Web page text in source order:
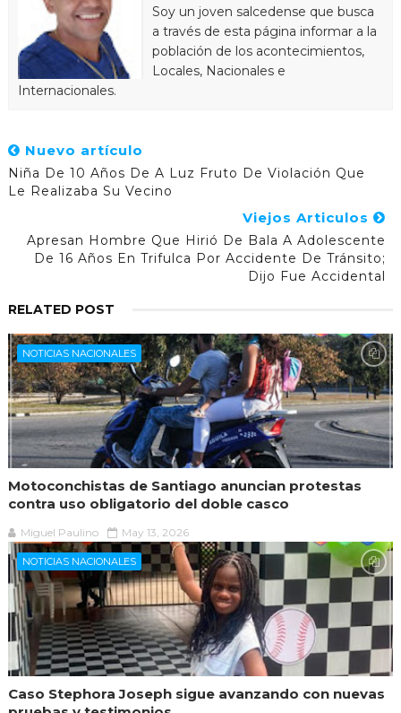
Soy un joven salcedense que busca
a través de esta página informar a la
población de los acontecimientos,
Locales, Nacionales e
Internacionales.
Nuevo artículo
Niña De 10 Años De A Luz Fruto De Violación Que
Le Realizaba Su Vecino
Viejos Articulos
Apresan Hombre Que Hirió De Bala A Adolescente
De 16 Años En Trifulca Por Accidente De Tránsito;
Dijo Fue Accidental
RELATED POST
NOTICIAS NACIONALES
Motoconchistas de Santiago anuncian protestas
contra uso obligatorio del doble casco
Miguel Paulino May 13, 2026
NOTICIAS NACIONALES
Caso Stephora Joseph sigue avanzando con nuevas